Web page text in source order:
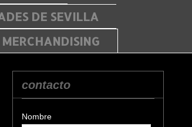
DE SEVILLA
MERCHANDISING
contacto
Nombre